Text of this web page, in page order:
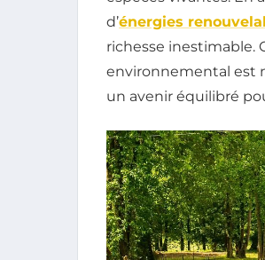
d’énergies
richesse inestimable.
environnemental est
un avenir équilibré